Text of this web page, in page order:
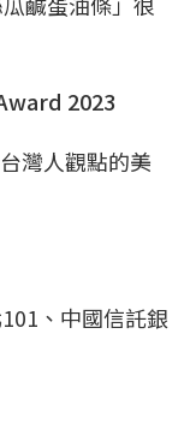
2023
灣人觀點的美
、中國信託銀